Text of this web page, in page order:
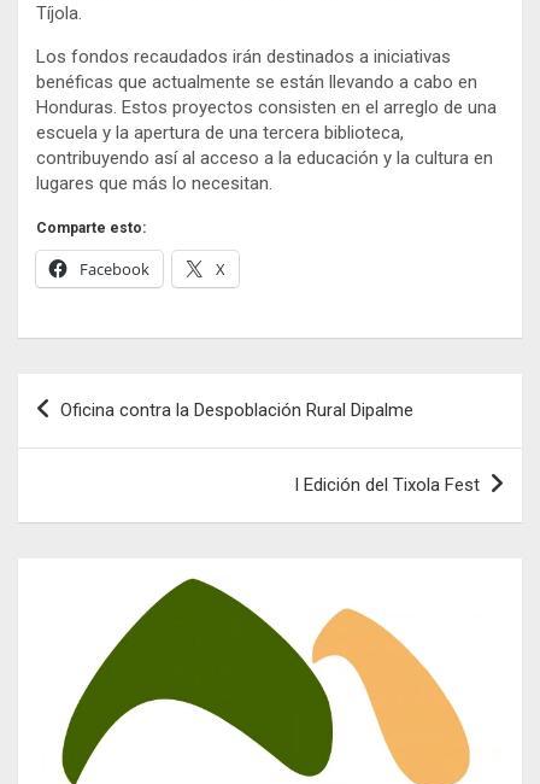
Tíjola.
Los fondos recaudados irán destinados a iniciativas
benéficas que actualmente se están llevando a cabo en
Honduras. Estos proyectos consisten en el arreglo de una
escuela y la apertura de una tercera biblioteca,
contribuyendo así al acceso a la educación y la cultura en
lugares que más lo necesitan.
Comparte esto:
Facebook X
Navegación
Oficina contra la Despoblación Rural Dipalme
I Edición del Tixola Fest